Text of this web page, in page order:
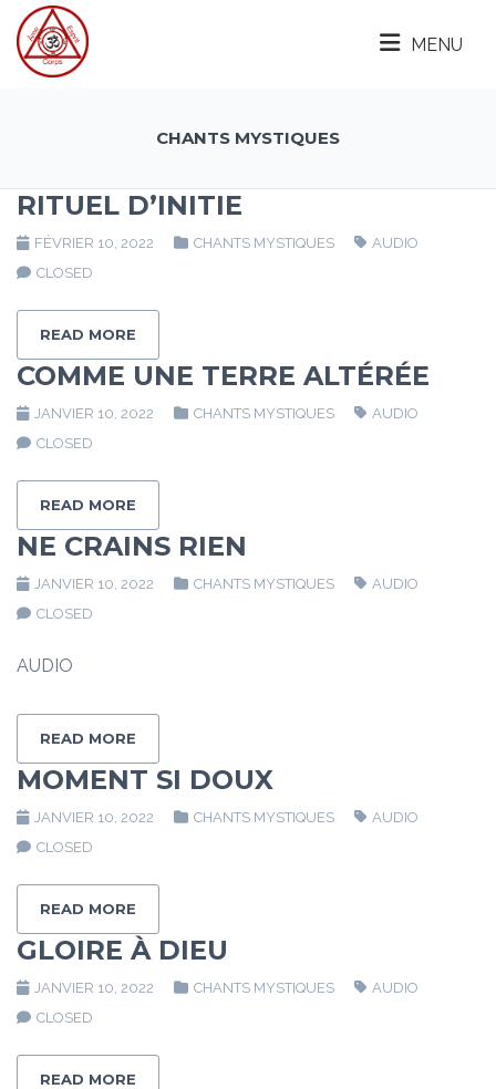
MENU
CHANTS MYSTIQUES
RITUEL D’INITIE
FÉVRIER 10, 2022 CHANTS MYSTIQUES
AUDIO
CLOSED
READ MORE
COMME UNE TERRE ALTÉRÉE
JANVIER 10, 2022 CHANTS MYSTIQUES
AUDIO
CLOSED
READ MORE
NE CRAINS RIEN
JANVIER 10, 2022 CHANTS MYSTIQUES
AUDIO
CLOSED
AUDIO
READ MORE
MOMENT SI DOUX
JANVIER 10, 2022 CHANTS MYSTIQUES
AUDIO
CLOSED
READ MORE
GLOIRE À DIEU
JANVIER 10, 2022 CHANTS MYSTIQUES
AUDIO
CLOSED
READ MORE